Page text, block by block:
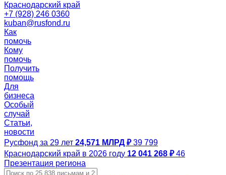
Краснодарский край
+7 (928) 246 0360
kuban@rusfond.ru
Как
помочь
Кому
помочь
Получить
помощь
Для
бизнеса
Особый
случай
Статьи,
новости
Русфонд за 29 лет 24,571 МЛРД ₽ 39 799
Краснодарский край в 2026 году 12 041 268 ₽ 46
Презентация региона